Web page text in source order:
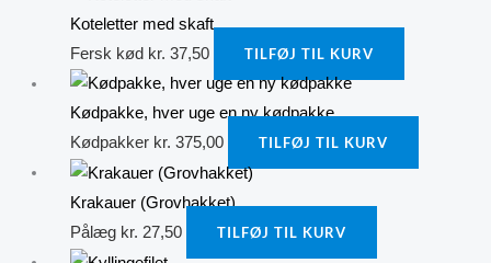
Koteletter med skaft
Fersk kød kr. 37,50 TILFØJ TIL KURV
Kødpakke, hver uge en ny kødpakke
Kødpakker kr. 375,00 TILFØJ TIL KURV
Krakauer (Grovhakket)
Pålæg kr. 27,50 TILFØJ TIL KURV